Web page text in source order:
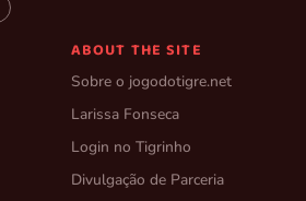
ABOUT THE SITE
Sobre o jogodotigre.net
Larissa Fonseca
Login no Tigrinho
Divulgação de Parceria